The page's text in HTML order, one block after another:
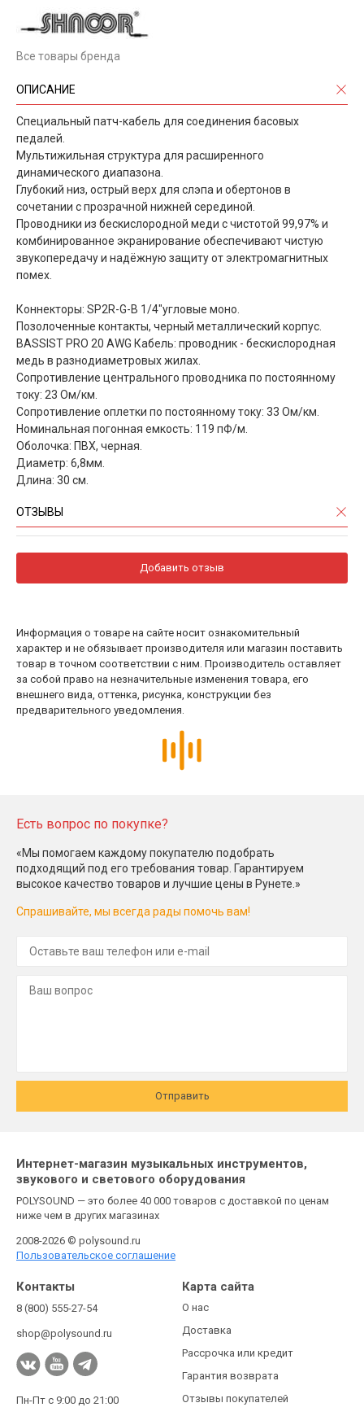
Все товары бренда
ОПИСАНИЕ
Специальный патч-кабель для соединения басовых
педалей.
Мультижильная структура для расширенного
динамического диапазона.
Глубокий низ, острый верх для слэпа и обертонов в
сочетании с прозрачной нижней серединой.
Проводники из бескислородной меди с чистотой 99,97% и
комбинированное экранирование обеспечивают чистую
звукопередачу и надёжную защиту от электромагнитных
помех.
Коннекторы: SP2R-G-B 1/4"угловые моно.
Позолоченные контакты, черный металлический корпус.
BASSIST PRO 20 AWG Кабель: проводник - бескислородная
медь в разнодиаметровых жилах.
Сопротивление центрального проводника по постоянному
току: 23 Ом/км.
Сопротивление оплетки по постоянному току: 33 Ом/км.
Номинальная погонная емкость: 119 пФ/м.
Оболочка: ПВХ, черная.
Диаметр: 6,8мм.
Длина: 30 см.
ОТЗЫВЫ
Добавить отзыв
Информация о товаре на сайте носит ознакомительный
характер и не обязывает производителя или магазин поставить
товар в точном соответствии с ним. Производитель оставляет
за собой право на незначительные изменения товара, его
внешнего вида, оттенка, рисунка, конструкции без
предварительного уведомления.
Есть вопрос по покупке?
«Мы помогаем каждому покупателю подобрать
подходящий под его требования товар. Гарантируем
высокое качество товаров и лучшие цены в Рунете.»
Спрашивайте, мы всегда рады помочь вам!
Отправить
Интернет-магазин музыкальных инструментов,
звукового и светового оборудования
POLYSOUND — это более 40 000 товаров с доставкой по ценам
ниже чем в других магазинах
2008-2026 © polysound.ru
Пользовательское соглашение
Контакты
8 (800) 555-27-54
shop@polysound.ru
Пн-Пт с 9:00 до 21:00
Карта сайта
О нас
Доставка
Рассрочка или кредит
Гарантия возврата
Отзывы покупателей